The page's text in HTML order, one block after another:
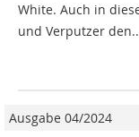
White. Auch in
und Verputzer
Ausgabe 04/2024